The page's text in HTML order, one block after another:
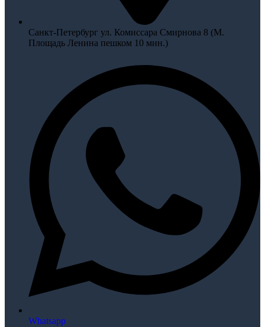
Санкт-Петербург ул. Комиссара Смирнова 8 (М.
Площадь Ленина пешком 10 мин.)
Whatsapp